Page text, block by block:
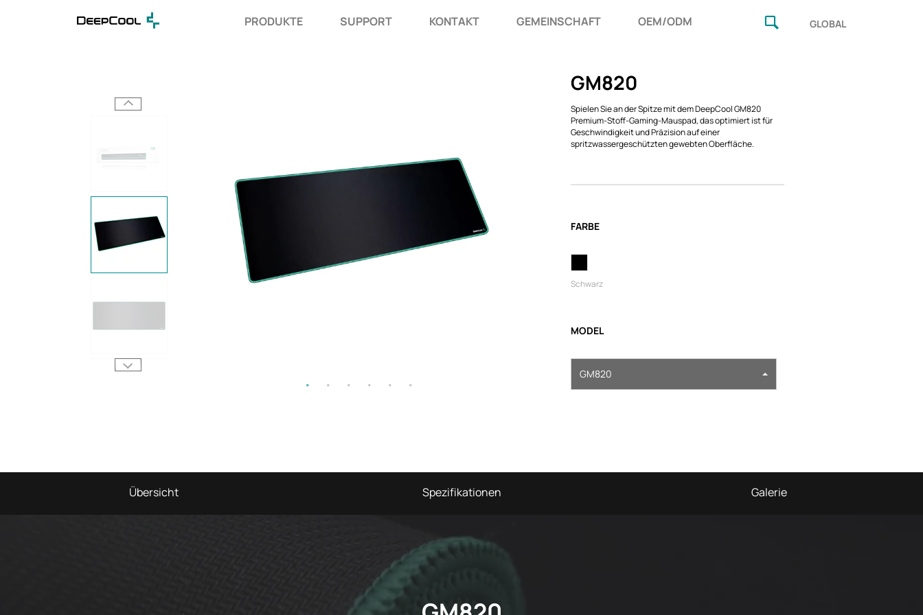
PRODUKTE SUPPORT KONTAKT GEMEINSCHAFT OEM/ODM GLOBAL
GM820
Spielen Sie an der Spitze mit dem DeepCool GM820
Premium-Stoff-Gaming-Mauspad, das optimiert ist für
Geschwindigkeit und Präzision auf einer
spritzwassergeschützten gewebten Oberfläche.
FARBE
Schwarz
MODEL
GM820
Übersicht Spezifikationen Galerie